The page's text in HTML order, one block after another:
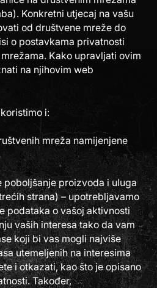
Konkretni utjecaj na vašu
od društvene mreže do
o postavkama privatnosti
Kako upravljati ovim
na njihovim web
i:
mreža namijenjene
poboljšanje proizvoda i uluga
strana) – upotrebljavamo
podataka o vašoj aktivnosti
vaših interesa tako da vam
koji bi vas mogli najviše
utemeljenih na interesima
i otkazati, kao što je opisano
Također,